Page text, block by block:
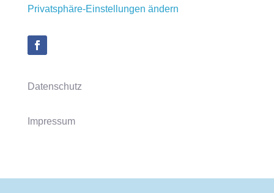
Privatsphäre-Einstellungen ändern
Datenschutz
Impressum